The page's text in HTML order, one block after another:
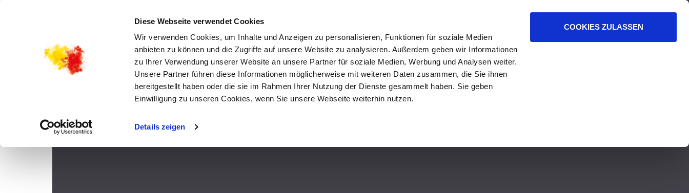
Diese Webseite verwendet Cookies
Wir verwenden Cookies, um Inhalte und Anzeigen zu personalisieren, Funktionen für soziale Medien
anbieten zu können und die Zugriffe auf unsere Website zu analysieren. Außerdem geben wir Informationen
zu Ihrer Verwendung unserer Website an unsere Partner für soziale Medien, Werbung und Analysen weiter.
Unsere Partner führen diese Informationen möglicherweise mit weiteren Daten zusammen, die Sie ihnen
bereitgestellt haben oder die sie im Rahmen Ihrer Nutzung der Dienste gesammelt haben. Sie geben
Einwilligung zu unseren Cookies, wenn Sie unsere Webseite weiterhin nutzen.
Details zeigen
COOKIES ZULASSEN